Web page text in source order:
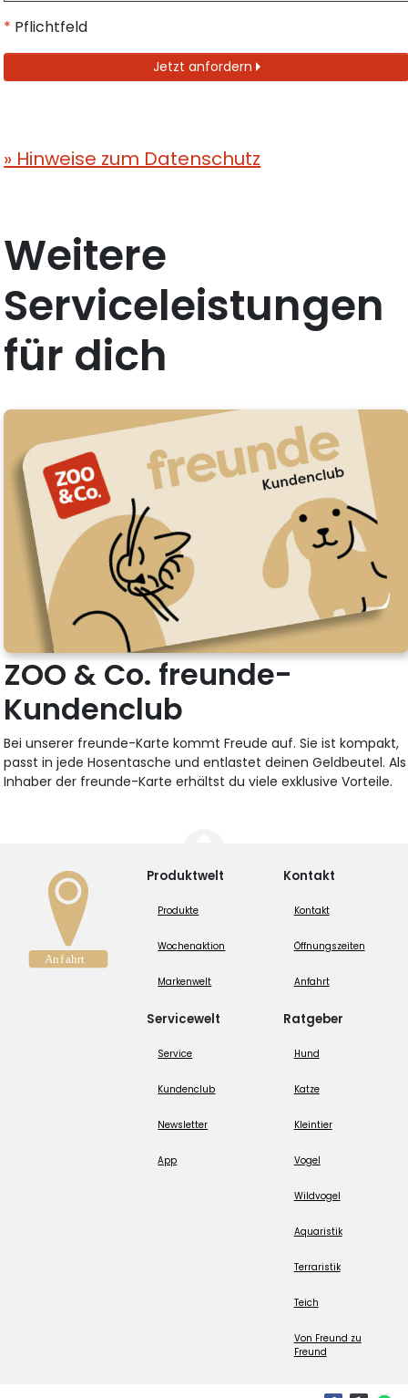
* Pflichtfeld
Jetzt anfordern
» Hinweise zum Datenschutz
Weitere
Serviceleistungen
für dich
ZOO & Co. freunde-
Kundenclub
Bei unserer freunde-Karte kommt Freude auf. Sie ist kompakt,
passt in jede Hosentasche und entlastet deinen Geldbeutel. Als
Inhaber der freunde-Karte erhältst du viele exklusive Vorteile.
Produktwelt
Produkte
Wochenaktion
Markenwelt
Servicewelt
Service
Kundenclub
Newsletter
App
Kontakt
Kontakt
Öffnungszeiten
Anfahrt
Ratgeber
Hund
Katze
Kleintier
Vogel
Wildvogel
Aquaristik
Terraristik
Teich
Von Freund zu
Freund